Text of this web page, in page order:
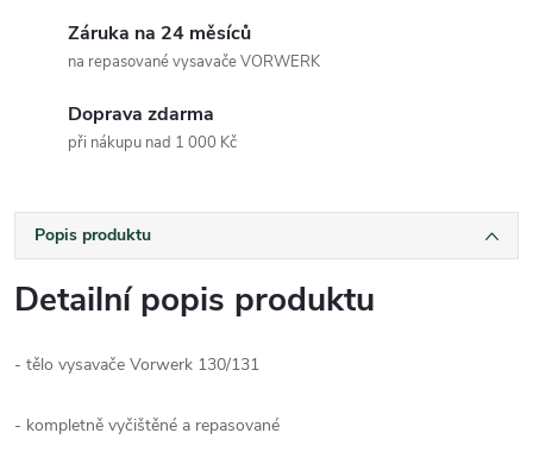
Záruka na 24 měsíců
na repasované vysavače VORWERK
Doprava zdarma
při nákupu nad 1 000 Kč
Popis produktu
Detailní popis produktu
- tělo vysavače Vorwerk 130/131
- kompletně vyčištěné a repasované